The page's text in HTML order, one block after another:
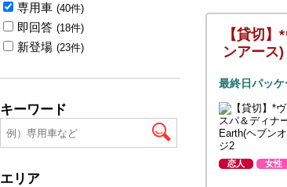
専用車 (40件)
即回答 (18件)
新登場 (23件)
キーワード
エリア
【貸切
ンアース)
最終日パッケ
恋人 女性